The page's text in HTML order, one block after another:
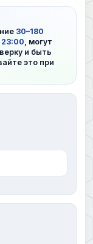
30–180
23:00 , могут
и быть
это при